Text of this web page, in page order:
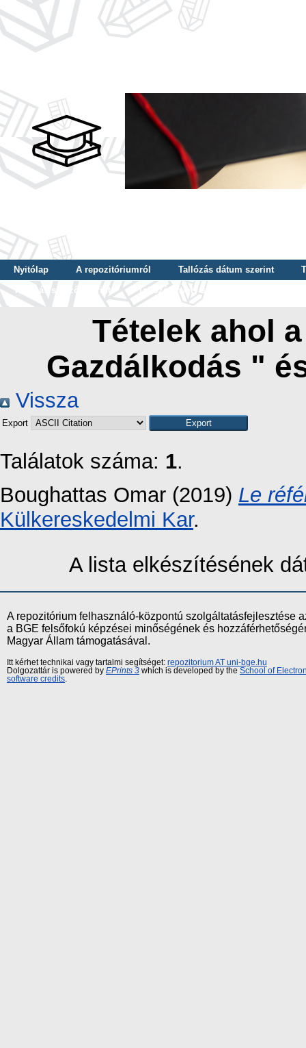
Nyitólap A repozitóriumról Tallózás dátum szerint
Tallózás szerző szerint
Tallózás nyelv szerint
Tételek ahol
Gazdálkodás "
Vissza
Export
Találatok száma: 1.
Boughattas Omar (2019) Le
Külkereskedelmi Kar.
A lista elkészítésének
A repozitórium felhasználó-központú szolgáltatásfejlesztése
a BGE felsőfokú képzései minőségének és
Magyar Állam támogatásával.
Itt kérhet technikai vagy tartalmi segítséget: repozitorium AT uni-bge.hu
Dolgozattár is powered by EPrints 3 which is developed by the School of
software credits